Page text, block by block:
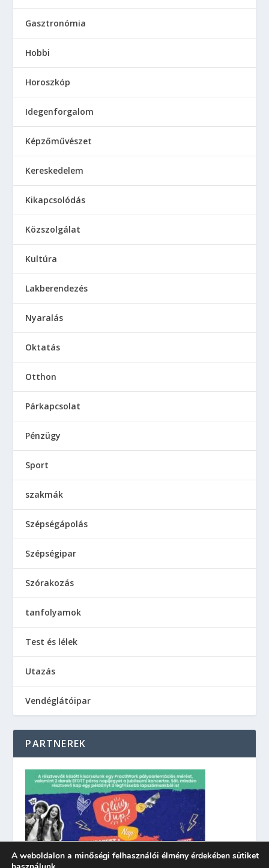
Gasztronómia
Hobbi
Horoszkóp
Idegenforgalom
Képzőművészet
Kereskedelem
Kikapcsolódás
Közszolgálat
Kultúra
Lakberendezés
Nyaralás
Oktatás
Otthon
Párkapcsolat
Pénzügy
Sport
szakmák
Szépségápolás
Szépségipar
Szórakozás
tanfolyamok
Test és lélek
Utazás
Vendéglátóipar
PARTNEREK
A weboldalon a minőségi felhasználói élmény érdekében sütiket